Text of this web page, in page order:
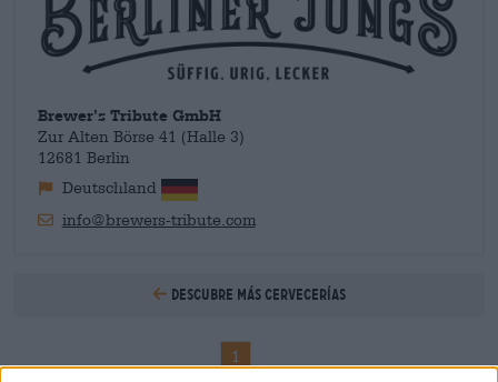
Brewer’s Tribute GmbH
Zur Alten Börse 41 (Halle 3)
12681 Berlin
Deutschland
info@brewers-tribute.com
Descubre más cervecerías
1